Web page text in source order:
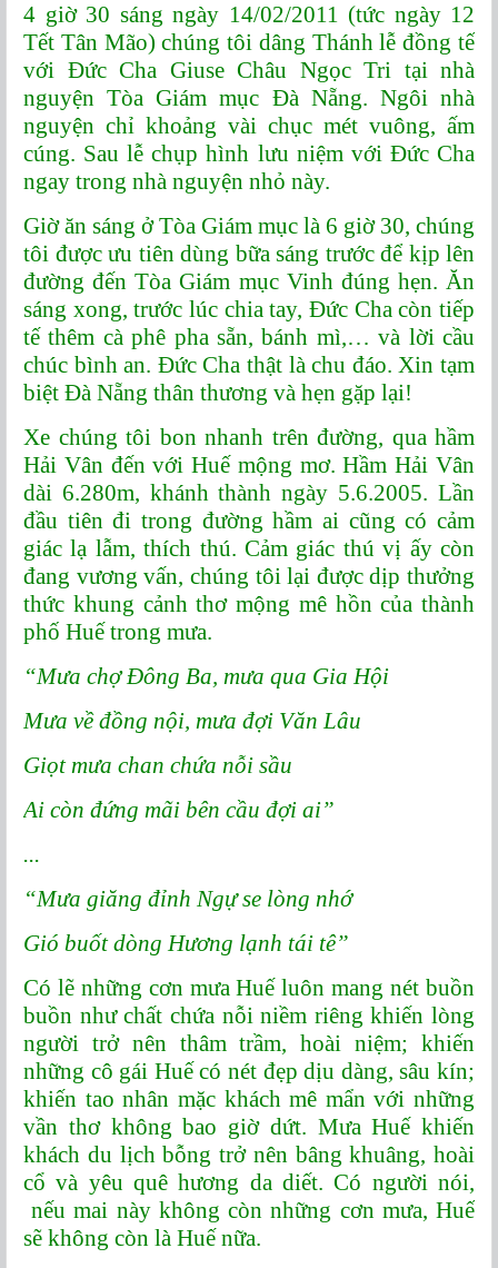
4 giờ 30 sáng ngày 14/02/2011 (tức ngày 12
Tết Tân Mão) chúng tôi dâng Thánh lễ đồng tế
với Đức Cha Giuse Châu Ngọc Tri tại nhà
nguyện Tòa Giám mục Đà Nẵng. Ngôi nhà
nguyện chỉ khoảng vài chục mét vuông, ấm
cúng. Sau lễ chụp hình lưu niệm với Đức Cha
ngay trong nhà nguyện nhỏ này.
Giờ ăn sáng ở Tòa Giám mục là 6 giờ 30, chúng
tôi được ưu tiên dùng bữa sáng trước để kịp lên
đường đến Tòa Giám mục Vinh đúng hẹn. Ăn
sáng xong, trước lúc chia tay, Đức Cha còn tiếp
tế thêm cà phê pha sẵn, bánh mì,… và lời cầu
chúc bình an. Đức Cha thật là chu đáo. Xin tạm
biệt Đà Nẵng thân thương và hẹn gặp lại!
Xe chúng tôi bon nhanh trên đường, qua hầm
Hải Vân đến với Huế mộng mơ. Hầm Hải Vân
dài 6.280m, khánh thành ngày 5.6.2005. Lần
đầu tiên đi trong đường hầm ai cũng có cảm
giác lạ lẫm, thích thú. Cảm giác thú vị ấy còn
đang vương vấn, chúng tôi lại được dịp thưởng
thức khung cảnh thơ mộng mê hồn của thành
phố Huế trong mưa.
“Mưa chợ Đông Ba, mưa qua Gia Hội
Mưa về đồng nội, mưa đợi Văn Lâu
Giọt mưa chan chứa nỗi sầu
Ai còn đứng mãi bên cầu đợi ai”
...
“Mưa giăng đỉnh Ngự se lòng nhớ
Gió buốt dòng Hương lạnh tái tê”
Có lẽ những cơn mưa Huế luôn mang nét buồn
buồn như chất chứa nỗi niềm riêng khiến lòng
người trở nên thâm trầm, hoài niệm; khiến
những cô gái Huế có nét đẹp dịu dàng, sâu kín;
khiến tao nhân mặc khách mê mẩn với những
vần thơ không bao giờ dứt. Mưa Huế khiến
khách du lịch bỗng trở nên bâng khuâng, hoài
cổ và yêu quê hương da diết. Có người nói,
nếu mai này không còn những cơn mưa, Huế
sẽ không còn là Huế nữa.